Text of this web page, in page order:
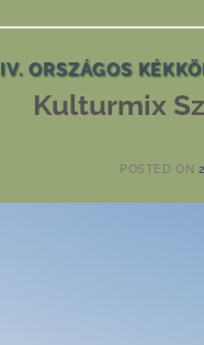
IV. ORSZÁGOS
Kulturmix
POSTED ON